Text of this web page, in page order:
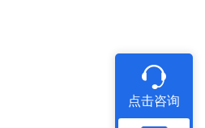
点击咨询